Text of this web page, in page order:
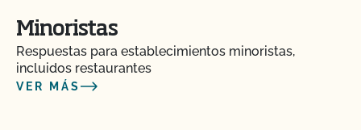
Minoristas
Respuestas para establecimientos minoristas,
incluidos restaurantes
VER MÁS
Seguridad Alimentaria?
¿Cuál es el proceso de renovación?